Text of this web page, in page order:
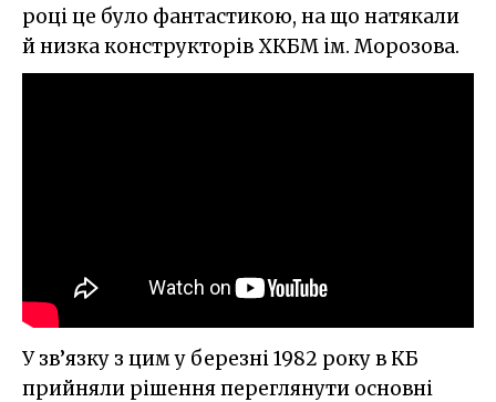
році це було фантастикою, на що натякали
й низка конструкторів ХКБМ ім. Морозова.
У зв’язку з цим у березні 1982 року в КБ
прийняли рішення переглянути основні